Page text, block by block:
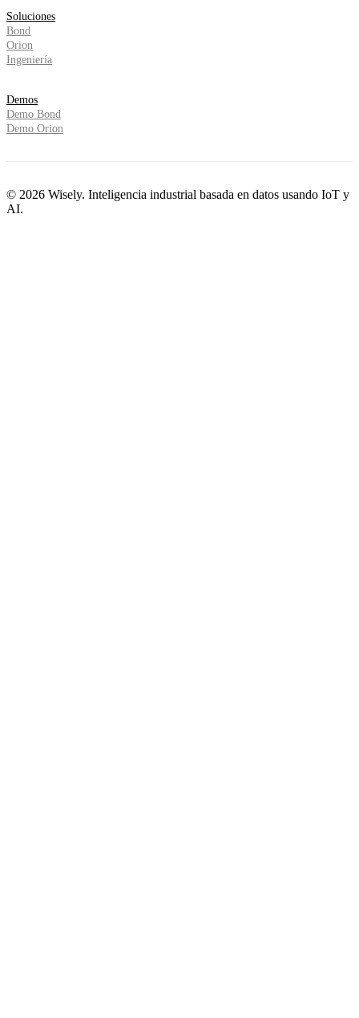
Soluciones
Bond
Orion
Ingeniería
Demos
Demo Bond
Demo Orion
© 2026 Wisely. Inteligencia industrial basada en datos usando IoT y
AI.